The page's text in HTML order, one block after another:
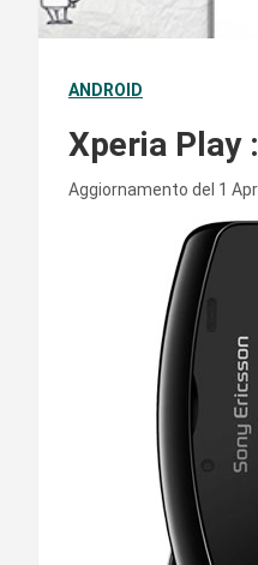
ANDROID
Xperia Play :
Aggiornamento del 1